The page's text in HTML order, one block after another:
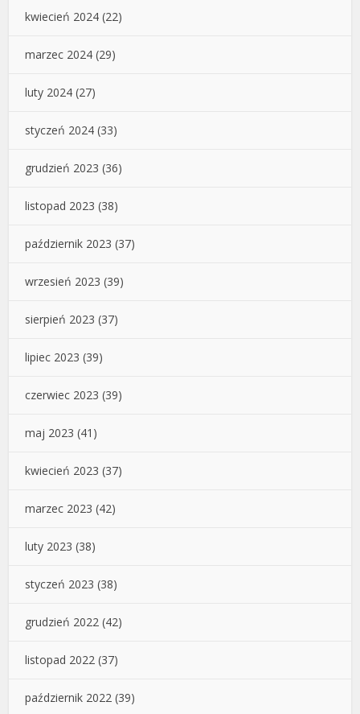
kwiecień 2024 (22)
marzec 2024 (29)
luty 2024 (27)
styczeń 2024 (33)
grudzień 2023 (36)
listopad 2023 (38)
październik 2023 (37)
wrzesień 2023 (39)
sierpień 2023 (37)
lipiec 2023 (39)
czerwiec 2023 (39)
maj 2023 (41)
kwiecień 2023 (37)
marzec 2023 (42)
luty 2023 (38)
styczeń 2023 (38)
grudzień 2022 (42)
listopad 2022 (37)
październik 2022 (39)